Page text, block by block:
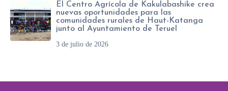
El Centro Agrícola de Kakulabashike crea
nuevas oportunidades para las
comunidades rurales de Haut-Katanga
junto al Ayuntamiento de Teruel
3 de julio de 2026